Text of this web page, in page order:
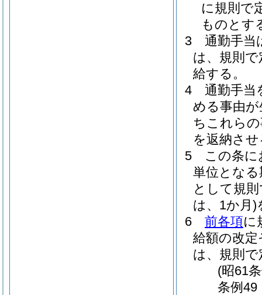
に規則で
ものとす
3
通勤手当
は、規則
給する。
4
通勤手当
める事由
ちこれら
を返納さ
5
この条に
単位とな
として規
は、1か月)
6
前各項に
給額の改
は、規則
(昭61
条例49